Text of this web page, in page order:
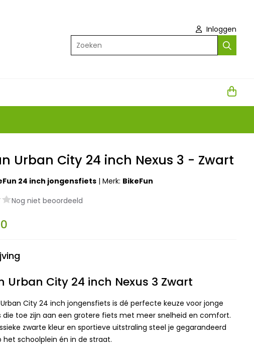
Inloggen
Zoeken
Urban City 24 inch Nexus 3 - Zwart
24 inch jongensfiets |Merk: BikeFun
Nog niet beoordeeld
Urban City 24 inch Nexus 3 Zwart
City 24 inch jongensfiets is dé perfecte keuze voor jonge
die toe zijn aan een grotere fiets met meer snelheid en comfort.
zwarte kleur en sportieve uitstraling steel je gegarandeerd
het schoolplein én in de straat.